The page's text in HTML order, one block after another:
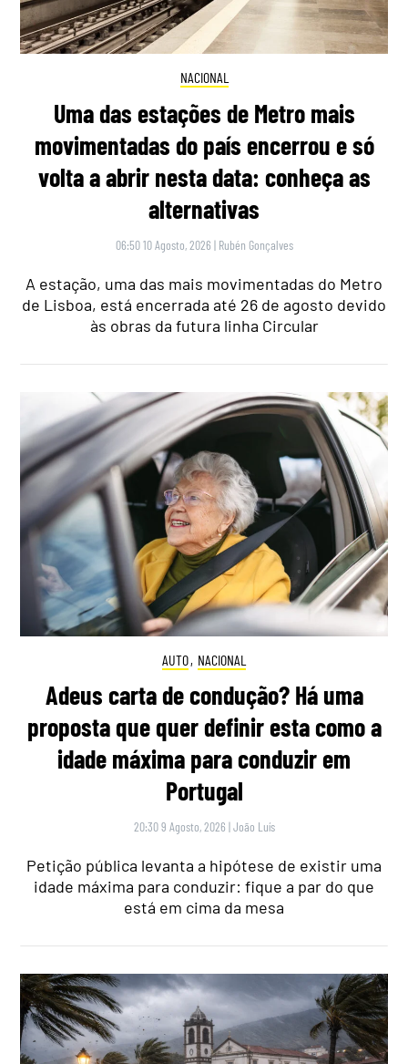
NACIONAL
Uma das estações de Metro mais
movimentadas do país encerrou e só
volta a abrir nesta data: conheça as
alternativas
06:50 10 Agosto, 2026 | Rubén Gonçalves
A estação, uma das mais movimentadas do Metro
de Lisboa, está encerrada até 26 de agosto devido
às obras da futura linha Circular
AUTO, NACIONAL
Adeus carta de condução? Há uma
proposta que quer definir esta como a
idade máxima para conduzir em
Portugal
20:30 9 Agosto, 2026 |João Luís
Petição pública levanta a hipótese de existir uma
idade máxima para conduzir: fique a par do que
está em cima da mesa